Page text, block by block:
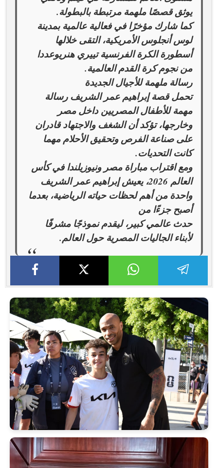
يوثق قصصًا ملهمة مرتبطة بالبطولة.
كما شارك مؤخرًا في فعالية عالمية بمدينة
لوس أنجلوس الأمريكية، التقى خلالها
أسطورة الكرة الفرنسية تييري هنريوعددا
من نجوم كرة القدم العالمية.
رسالة ملهمة للأجيال الجديدة
تحمل قصة إبراهيم عمر الشريف رسالة
مهمة للأطفال المصريين داخل مصر
وخارجها، تؤكد أن الشغف والاجتهاد قادران
على صناعة الفرص وتحقيق الأحلام مهما
كانت التحديات.
ومع اقتراب مباراة مصر ونيوزيلندا في كأس
العالم 2026، يعيش إبراهيم عمر الشريف
واحدة من أهم لحظات حياته الرياضية، بعدما
أصبح جزءًا من
حدث عالمي كبير، ليقدم نموذجًا مشرفًا
لأبناء الجاليات المصرية حول العالم.